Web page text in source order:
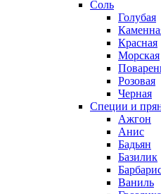
Соль
Голубая
Красная
Морская
Розовая
Черная
Специи и
Ажгон
Анис
Бадьян
Базилик
Ваниль